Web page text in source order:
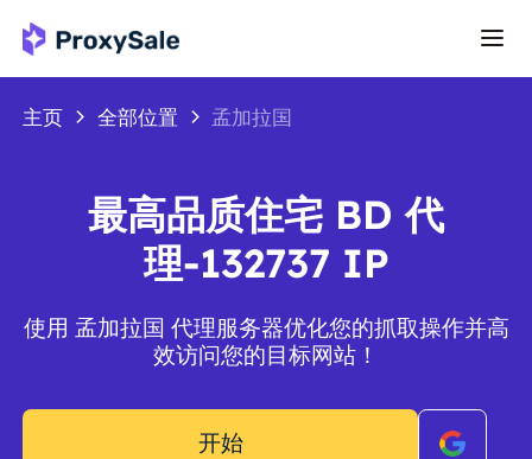
主页 全部位置 孟加拉国
最高品质住宅 BD 代
理-132737 IP
使用 孟加拉国 代理服务器优化您的抓取操作并高
效访问您的目标网站！
开始